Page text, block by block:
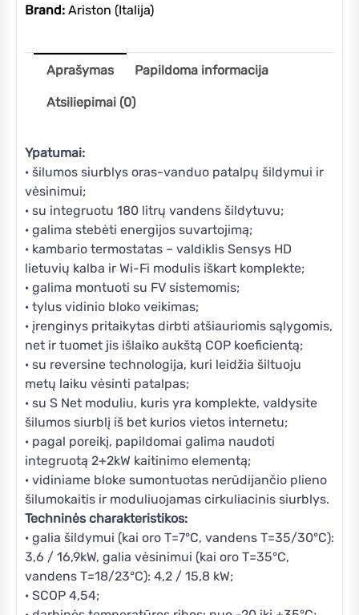
Brand: Ariston (Italija)
Aprašymas Papildoma informacija
Atsiliepimai (0)
Ypatumai:
· šilumos siurblys oras-vanduo patalpų šildymui ir
vėsinimui;
· su integruotu 180 litrų vandens šildytuvu;
· galima stebėti energijos suvartojimą;
· kambario termostatas – valdiklis Sensys HD
lietuvių kalba ir Wi-Fi modulis iškart komplekte;
· galima montuoti su FV sistemomis;
· tylus vidinio bloko veikimas;
· įrenginys pritaikytas dirbti atšiauriomis sąlygomis,
net ir tuomet jis išlaiko aukštą COP koeficientą;
· su reversine technologija, kuri leidžia šiltuoju
metų laiku vėsinti patalpas;
· su S Net moduliu, kuris yra komplekte, valdysite
šilumos siurblį iš bet kurios vietos internetu;
· pagal poreikį, papildomai galima naudoti
integruotą 2+2kW kaitinimo elementą;
· vidiniame bloke sumontuotas nerūdijančio plieno
šilumokaitis ir moduliuojamas cirkuliacinis siurblys.
Techninės charakteristikos:
· galia šildymui (kai oro T=7°C, vandens T=35/30°C):
3,6 / 16,9kW, galia vėsinimui (kai oro T=35°C,
vandens T=18/23°C): 4,2 / 15,8 kW;
· SCOP 4,54;